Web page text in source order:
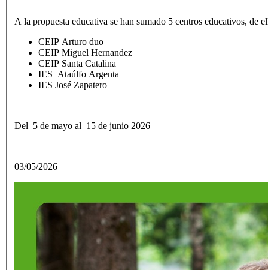
A la propuesta educativa se han sumado 5 centros educativos, de
CEIP Arturo duo
CEIP Miguel Hernandez
CEIP Santa Catalina
IES Ataúlfo Argenta
IES José Zapatero
Del 5 de mayo al 15 de junio 2026
03/05/2026